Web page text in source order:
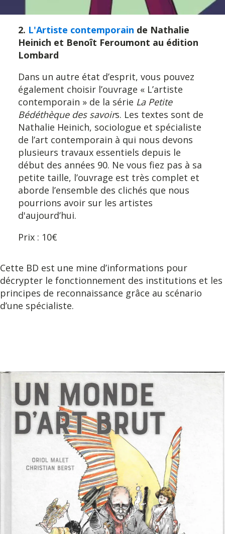
2. L'Artiste contemporain de Nathalie
Heinich et Benoît Feroumont au édition
Lombard
Dans un autre état d’esprit, vous pouvez
également choisir l’ouvrage « L’artiste
contemporain » de la série La Petite
Bédéthèque des savoirs. Les textes sont de
Nathalie Heinich, sociologue et spécialiste
de l’art contemporain à qui nous devons
plusieurs travaux essentiels depuis le
début des années 90. Ne vous fiez pas à sa
petite taille, l’ouvrage est très complet et
aborde l’ensemble des clichés que nous
pourrions avoir sur les artistes
d'aujourd’hui.
Prix : 10€
Cette BD est une mine d’informations pour
décrypter le fonctionnement des institutions et les
principes de reconnaissance grâce au scénario
d’une spécialiste.